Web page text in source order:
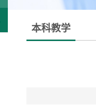
本科教学